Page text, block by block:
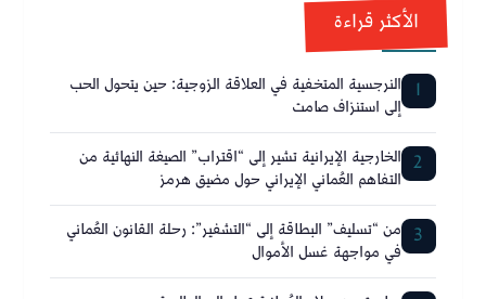
الأكثر قراءة
1 النرجسية المتخفية في العلاقة الزوجية: حين يتحول الحب
إلى استنزاف صامت
2 الخارجية الإيرانية تشير إلى “اقتراب” الصيغة النهائية من
التفاهم العُماني الإيراني حول مضيق هرمز
3 من “تسليف” البطاقة إلى “التشفير”: رحلة القانون العُماني
في مواجهة غسل الأموال